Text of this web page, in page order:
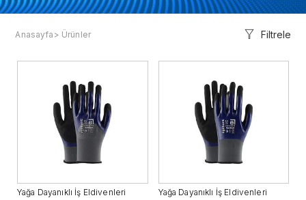
Anasayfa > Ürünler Filtrele
Yağa Dayanıklı İş Eldivenleri Yağa Dayanıklı İş Eldivenleri